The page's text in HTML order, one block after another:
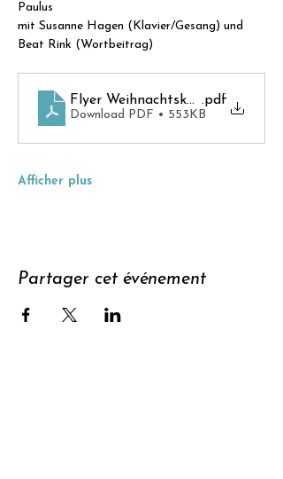
Paulus
mit Susanne Hagen (Klavier/Gesang) und
Beat Rink (Wortbeitrag)
Flyer Weihnachtskonzert
.pdf
Download PDF • 553KB
Afficher plus
Partager cet événement